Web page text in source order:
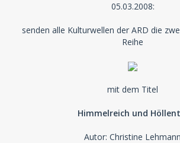
05.03.2008:
senden alle Kulturwellen der ARD die
Reihe
mit dem Titel
Himmelreich und
Autor: Christine Lehmann